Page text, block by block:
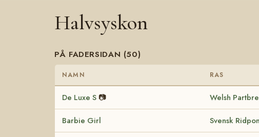
Halvsyskon
PÅ FADERSIDAN (50)
NAMN RAS
De Luxe S 📷 Welsh
Barbie Girl Svensk